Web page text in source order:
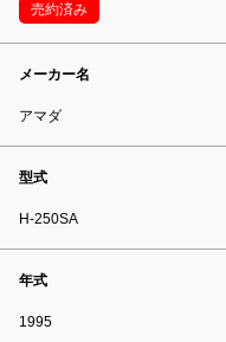
売約済み
メーカー名
アマダ
型式
H-250SA
年式
1995